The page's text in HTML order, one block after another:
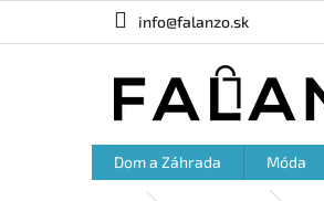
info@falanzo.sk
Dom a Záhrada Móda